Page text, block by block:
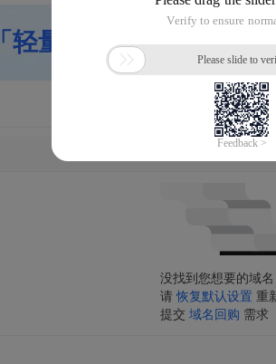
「轻量网站搭建」 快速
没找到您想要的域名
请 恢复默认设置 重
提交 域名回购 需求